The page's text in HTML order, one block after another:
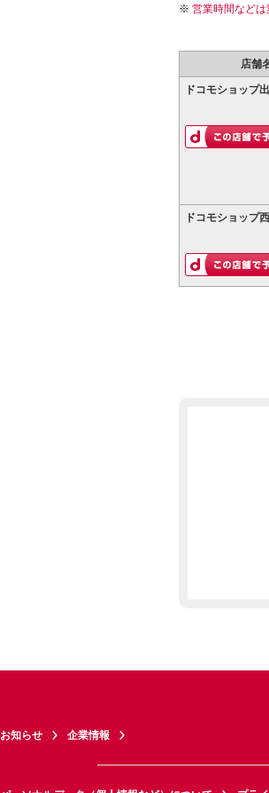
営業時間など
店舗
ドコモショップ
ドコモショップ
お知らせ 企業情報